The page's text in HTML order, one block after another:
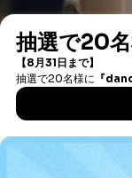
タダ読み/ま